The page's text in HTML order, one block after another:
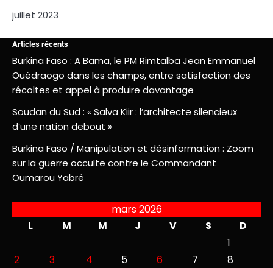
juillet 2023
Articles récents
Burkina Faso : A Bama, le PM Rimtalba Jean Emmanuel
Ouédraogo dans les champs, entre satisfaction des
récoltes et appel à produire davantage
Soudan du Sud : « Salva Kiir : l’architecte silencieux
d’une nation debout »
Burkina Faso / Manipulation et désinformation : Zoom
sur la guerre occulte contre le Commandant
Oumarou Yabré
mars 2026
L
M M J V S
D
1
2
3 4 5 6 7
8